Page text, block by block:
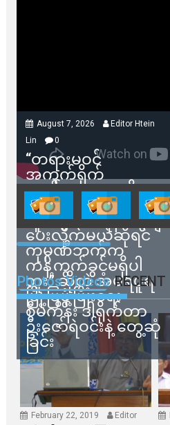
August 7, 2026
Editor Htein
Lin
0
“တရားမဝင်
အကွက်ရိုက်
ရောင်းချမှုတွေကို
သက်ဆိုင်ရာတာဝန်ရှိ
သူတွေက ဂရန်တွေချ
ပေးလိုက်မယ်ဆိုရင်
ကုမ္ပဏီဘက်က
ကန့်ကွက်ခွင့်မရှိပါ
ဘူး” ဆိုတဲ့ အမရပူရ
မြို့ပြဖွံ့ဖြိုးရေး
စီမံကိန်း ဒါရိုက်တာ
ဦးဇော်ရဲဝင်းနဲ့ တွေ့ဆုံ
ခြင်း
Photos Videos RECENT
February 22, 2019 Editor